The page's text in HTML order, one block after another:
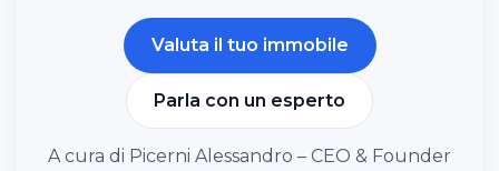
Valuta il tuo immobile
Parla con un esperto
A cura di Picerni Alessandro – CEO & Founder